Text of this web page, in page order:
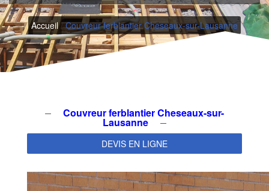
Accueil/Couvreur ferblantier Cheseaux-sur-Lausanne
Couvreur ferblantier Cheseaux-sur-
Lausanne
DEVIS EN LIGNE